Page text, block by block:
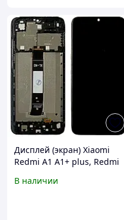
Дисплей (экран) Xiaomi
Redmi A1 A1+ plus, Redmi
+ тачскрин (оригинал
В наличии